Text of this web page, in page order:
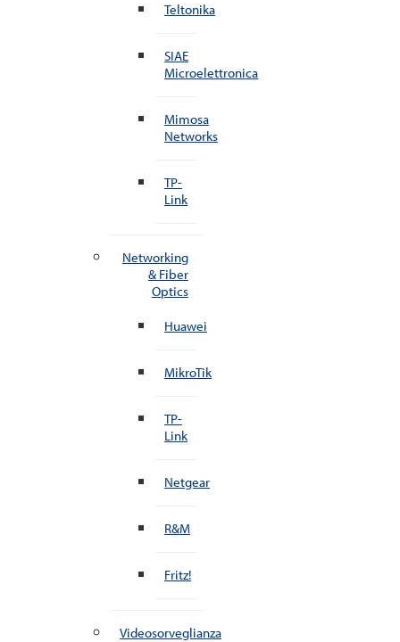
Teltonika
SIAE
Microelettronica
Mimosa
Networks
TP-
Link
Networking
& Fiber
Optics
Huawei
MikroTik
TP-
Link
Netgear
R&M
Fritz!
Videosorveglianza